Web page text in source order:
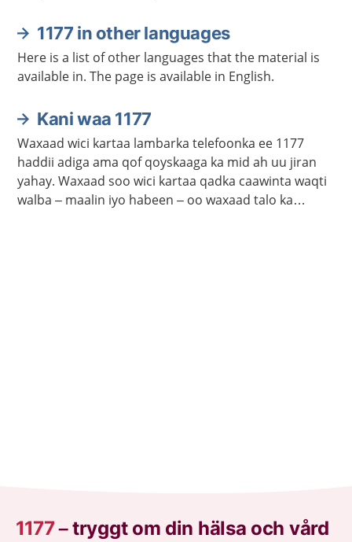
1177 in other languages
Here is a list of other languages that the material is
available in. The page is available in English.
Kani waa 1177
Waxaad wici kartaa lambarka telefoonka ee 1177
haddii adiga ama qof qoyskaaga ka mid ah uu jiran
yahay. Waxaad soo wici kartaa qadka caawinta waqti
walba – maalin iyo habeen – oo waxaad talo ka
1177–tryggt om din hälsa och vård